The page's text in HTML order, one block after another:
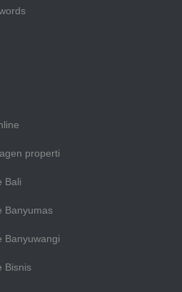
properti
Bali
Banyumas
Banyuwangi
Bisnis